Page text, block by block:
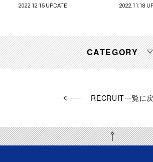
2022.12.15 UPDATE 2022.11.18
CATEGORY
RECRUIT一覧に